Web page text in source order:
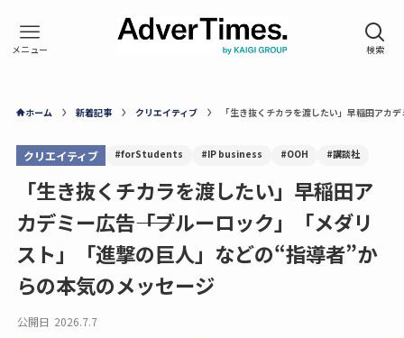
ホーム 新着記事 クリエイティブ 「生き抜くチカラを渡したい」早稲田アカ
クリエイティブ #forStudents #IP business #OOH #講談社
「生き抜くチカラを渡したい」早稲田ア
カデミー広告――「ブルーロック」「メダリ
スト」「進撃の巨人」などの“指導者”か
らの本気のメッセージ
公開日 2026.7.7